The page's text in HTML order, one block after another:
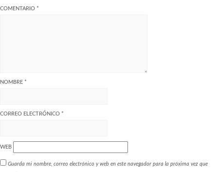
COMENTARIO *
NOMBRE *
CORREO ELECTRÓNICO *
WEB
Guarda mi nombre, correo electrónico y web en este navegador para la próxima vez que